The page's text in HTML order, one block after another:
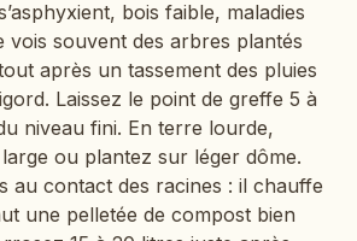
bois faible, maladies
vois souvent des arbres plantés
après un tassement des pluies
Laissez le point de greffe 5 à
niveau fini. En terre lourde,
ou plantez sur léger dôme.
au contact des racines : il chauffe
une pelletée de compost bien